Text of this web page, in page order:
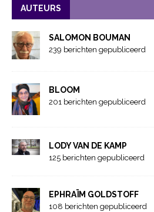
AUTEURS
SALOMON BOUMAN
239 berichten gepubliceerd
BLOOM
201 berichten gepubliceerd
LODY VAN DE KAMP
125 berichten gepubliceerd
EPHRAÏM GOLDSTOFF
108 berichten gepubliceerd